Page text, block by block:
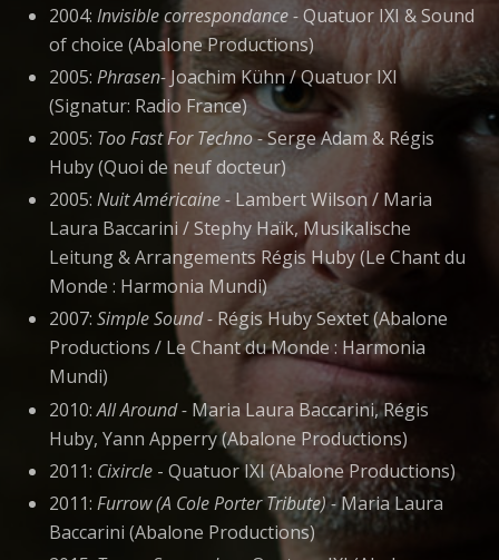
2004: Invisible correspondance -Quatuor IXI & Sound
of choice (Abalone Productions)
2005: Phrasen-Joachim Kühn / Quatuor IXI
(Signatur: Radio France)
2005: Too Fast For Techno -Serge Adam & Régis
Huby (Quoi de neuf docteur)
2005: Nuit Américaine - Lambert Wilson / Maria
Laura Baccarini / Stephy Haïk, Musikalische
Leitung & Arrangements Régis Huby (Le Chant du
Monde : Harmonia Mundi)
2007: Simple Sound - Régis Huby Sextet (Abalone
Productions / Le Chant du Monde : Harmonia
Mundi)
2010:All Around - Maria Laura Baccarini, Régis
Huby, Yann Apperry (Abalone Productions)
2011: Cixircle - Quatuor IXI (Abalone Productions)
2011: Furrow (A Cole Porter Tribute) -Maria Laura
Baccarini (Abalone Productions)